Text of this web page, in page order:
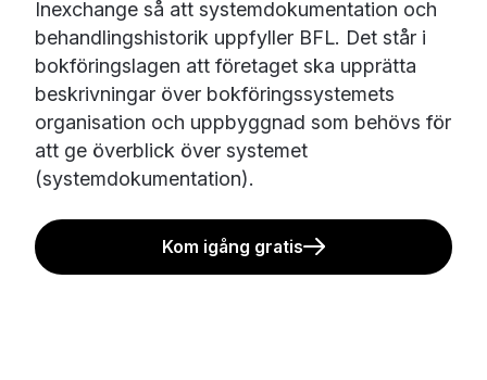
Inexchange så att systemdokumentation och
behandlingshistorik uppfyller BFL. Det står i
bokföringslagen att företaget ska upprätta
beskrivningar över bokföringssystemets
organisation och uppbyggnad som behövs för
att ge överblick över systemet
(systemdokumentation).
Kom igång gratis